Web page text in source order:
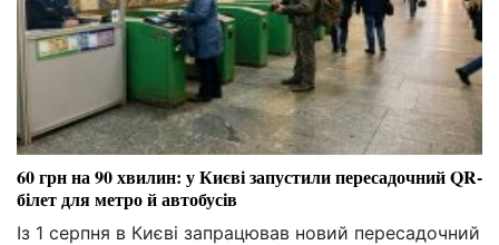
60 грн на 90 хвилин: у Києві запустили пересадочний QR-
білет для метро й автобусів
Із 1 серпня в Києві запрацював новий пересадочний